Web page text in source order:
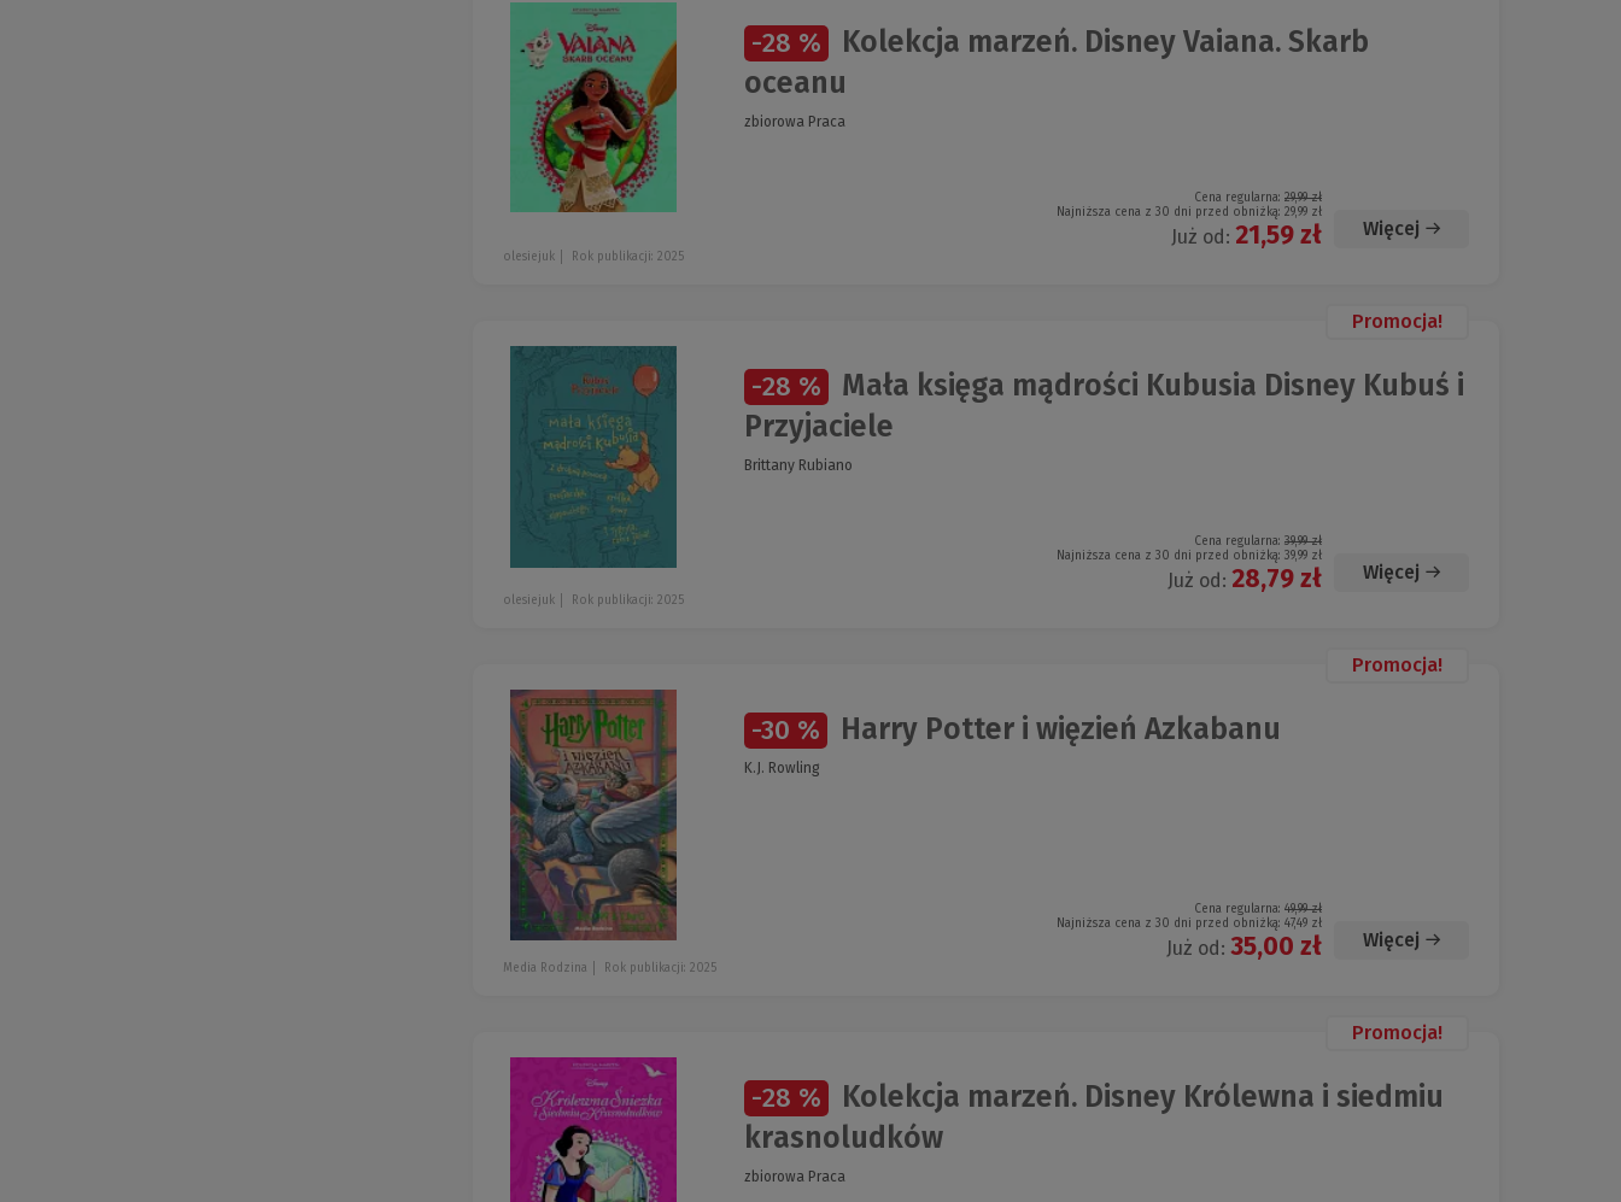
-28 %
Kolekcja marzeń. Disney Vaiana. Skarb
oceanu
zbiorowa Praca
Cena regularna: 29,99 zł
Najniższa cena z 30 dni przed obniżką: 29,99 zł
Już od: 21,59 zł Więcej
olesiejuk Rok publikacji: 2025
Promocja!
-28 %
Mała księga mądrości Kubusia Disney Kubuś i
Przyjaciele
Brittany Rubiano
Cena regularna: 39,99 zł
Najniższa cena z 30 dni przed obniżką: 39,99 zł
Już od: 28,79 zł Więcej
olesiejuk Rok publikacji: 2025
Promocja!
-30 % Harry Potter i więzień Azkabanu
K.J. Rowling
Cena regularna: 49,99 zł
Najniższa cena z 30 dni przed obniżką: 47,49 zł
Już od: 35,00 zł Więcej
Media Rodzina Rok publikacji: 2025
Promocja!
-28 %
Kolekcja marzeń. Disney Królewna i siedmiu
krasnoludków
zbiorowa Praca